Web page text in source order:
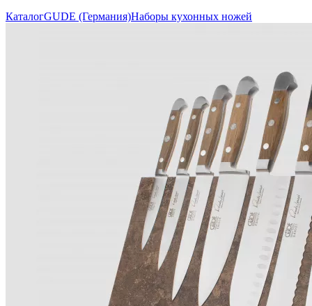
КаталогGUDE (Германия)Наборы кухонных ножей